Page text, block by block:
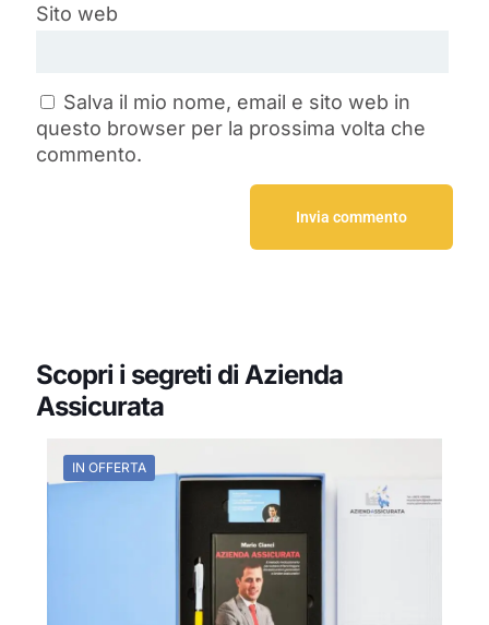
Sito web
Salva il mio nome, email e sito web in
questo browser per la prossima volta che
commento.
Scopri i segreti di Azienda
Assicurata
IN OFFERTA